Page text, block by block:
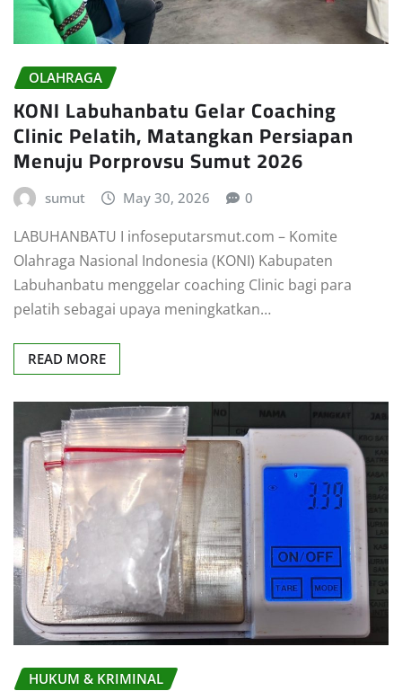
OLAHRAGA
KONI Labuhanbatu Gelar Coaching
Clinic Pelatih, Matangkan Persiapan
Menuju Porprovsu Sumut 2026
sumut May 30, 2026 0
LABUHANBATU I infoseputarsmut.com – Komite
Olahraga Nasional Indonesia (KONI) Kabupaten
Labuhanbatu menggelar coaching Clinic bagi para
pelatih sebagai upaya meningkatkan…
READ MORE
HUKUM & KRIMINAL